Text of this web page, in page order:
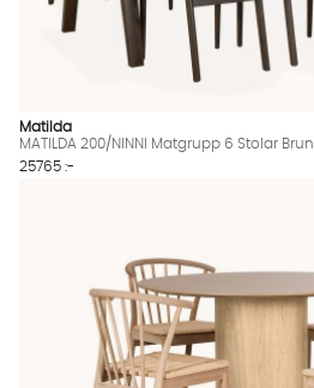
Matilda
MATILDA 200/NINNI Matgrupp 6 Stolar Brun
25765 :-